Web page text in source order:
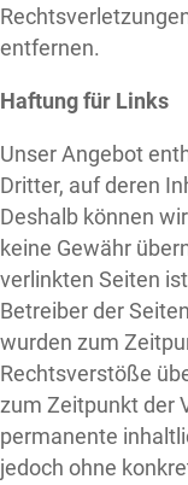
entfernen.
Haftung für Links
Unser Angebot
Dritter, auf deren
Deshalb können
keine Gewähr
verlinkten Seiten
Betreiber der
wurden zum
Rechtsverstöße
zum Zeitpunkt der
permanente
jedoch ohne